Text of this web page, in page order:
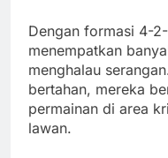
Dengan formasi 4-
menempatkan
menghalau
bertahan, mereka
permainan di area
lawan.